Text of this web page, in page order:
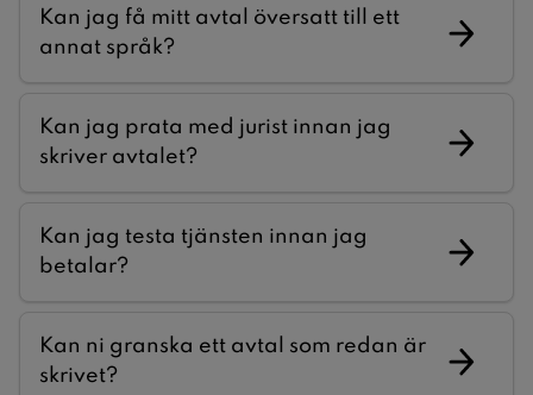
Kan jag få mitt avtal översatt till ett
annat språk?
Kan jag prata med jurist innan jag
skriver avtalet?
Kan jag testa tjänsten innan jag
betalar?
Kan ni granska ett avtal som redan är
skrivet?